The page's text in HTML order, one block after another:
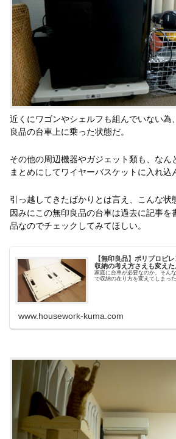
近くにワゴンやシェルフも組んでいない為
良品の台車上に乗った状態だ。
その他の周辺機器やガジェット類も、なん
まとめにしてワイヤーバスケットに入れ込
引っ越してきたばかりとは言え、こんな状
因みにこの無印良品の台車は過去に記事を
品なのでチェックしてみてほしい。
【無印良品】ポリプロピ
収納の考え方さえも変えた
家庭に台車が必要なのか。そん
で収納の在り方を変えてしまっ
www.housework-kuma.com